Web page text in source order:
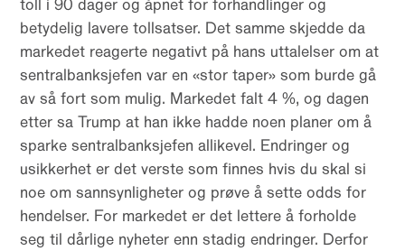
toll i 90 dager og åpnet for forhandlinger og
betydelig lavere tollsatser. Det samme skjedde da
markedet reagerte negativt på hans uttalelser om at
sentralbanksjefen var en «stor taper» som burde gå
av så fort som mulig. Markedet falt 4 %, og dagen
etter sa Trump at han ikke hadde noen planer om å
sparke sentralbanksjefen allikevel. Endringer og
usikkerhet er det verste som finnes hvis du skal si
noe om sannsynligheter og prøve å sette odds for
hendelser. For markedet er det lettere å forholde
seg til dårlige nyheter enn stadig endringer. Derfor